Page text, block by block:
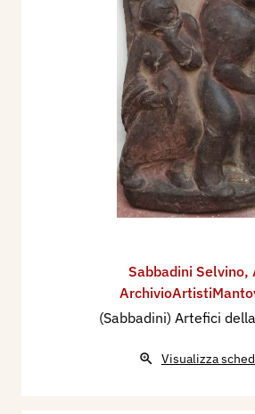
Sabbadini Selvino,
(Sabbadini) Artefici
Visualizza